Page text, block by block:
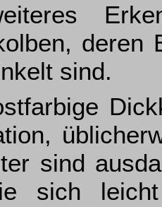
deren
sind.
sind
sich leicht